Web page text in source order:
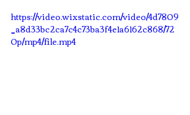
https://video.wixstatic.com/video/4d7809
_a8d33bc2ca7c4c73ba3f4e1a6162c868/72
0p/mp4/file.mp4